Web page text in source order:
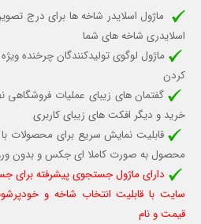
ماژول اسلایدر شاخه ها برای درج
اسلایدری شاخه های شما
ماژول لوگوی تولیدکنندگان چرخنده
کردن
گفتمان های زیبای عملیات
خرید و دیگر افکت های زیبای کاربری
قابلیت نمایش سریع برای
محصول به صورت کاملا ای جکس و بدون
دارای ماژول جستجوی پیشرفته برای
سایت با قابلیت انتخاب شاخه و
قیمت و نام